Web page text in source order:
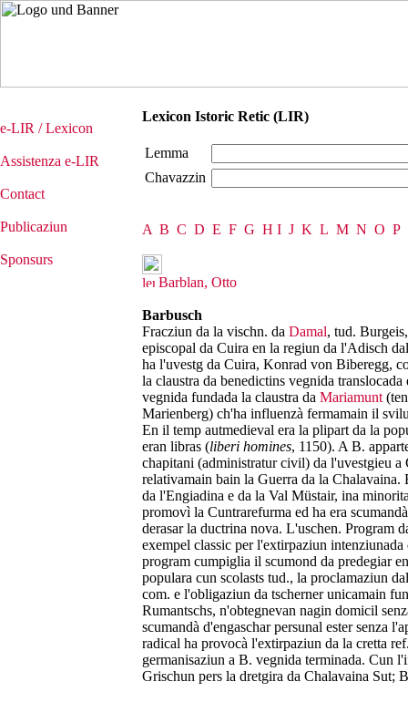
e-LIR / Lexicon
Assistenza e-LIR
Contact
Publicaziun
Sponsurs
Lexicon Istoric Retic (LIR)
Lemma
Chavazzin
A B C D E F G H I J K L M N O P
Barblan, Otto
Barbusch
Fracziun da la vischn. da Damal, tud.
episcopal da Cuira en la regiun da l'Adisch
ha l'uvestg da Cuira, Konrad von Biberegg,
la claustra da benedictins vegnida
vegnida fundada la claustra da Mariamunt
Marienberg) ch'ha influenzà fermamain il
En il temp autmedieval era la plipart da la
eran libras (liberi homines, 1150). A B.
chapitani (administratur civil) da l'uvestgieu
relativamain bain la Guerra da la
da l'Engiadina e da la Val Müstair, ina
promovì la Cuntrarefurma ed ha era
derasar la ductrina nova. L'uschen. Program
exempel classic per l'extirpaziun
program cumpiglia il scumond da predegiar
populara cun scolasts tud., la proclamaziun
com. e l'obligaziun da tscherner unicamain
Rumantschs, n'obtegnevan nagin domicil
scumandà d'engaschar persunal ester senza
radical ha provocà l'extirpaziun da la cretta
germanisaziun a B. vegnida terminada. Cun
Grischun pers la dretgira da Chalavaina Sut;